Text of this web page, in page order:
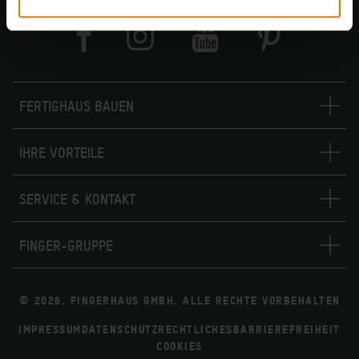
FERTIGHAUS BAUEN
IHRE VORTEILE
SERVICE & KONTAKT
FINGER-GRUPPE
© 2026. FINGERHAUS GMBH. ALLE RECHTE VORBEHALTEN
IMPRESSUM DATENSCHUTZRECHTLICHESBARRIEREFREIHEIT
COOKIES